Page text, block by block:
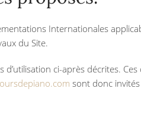
Internationales
du Site.
ci-après décrites.
sont donc invités